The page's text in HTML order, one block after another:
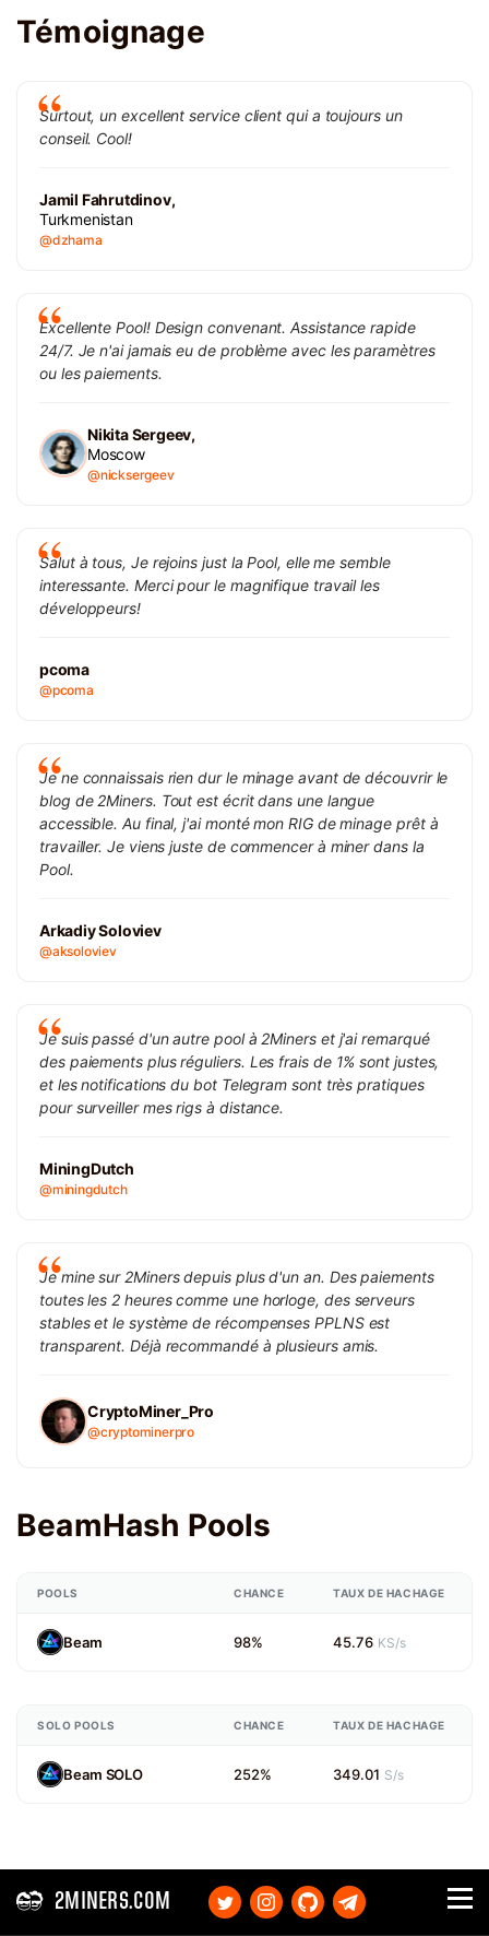
Témoignage
Surtout, un excellent service client qui a toujours un
conseil. Cool!
Jamil Fahrutdinov,
Turkmenistan
@dzhama
Excellente Pool! Design convenant. Assistance rapide
24/7. Je n'ai jamais eu de problème avec les paramètres
ou les paiements.
Nikita Sergeev,
Moscow
@nicksergeev
Salut à tous, Je rejoins just la Pool, elle me semble
interessante. Merci pour le magnifique travail les
développeurs!
pcoma
@pcoma
Je ne connaissais rien dur le minage avant de découvrir le
blog de 2Miners. Tout est écrit dans une langue
accessible. Au final, j'ai monté mon RIG de minage prêt à
travailler. Je viens juste de commencer à miner dans la
Pool.
Arkadiy Soloviev
@aksoloviev
Je suis passé d'un autre pool à 2Miners et j'ai remarqué
des paiements plus réguliers. Les frais de 1% sont justes,
et les notifications du bot Telegram sont très pratiques
pour surveiller mes rigs à distance.
MiningDutch
@miningdutch
Je mine sur 2Miners depuis plus d'un an. Des paiements
toutes les 2 heures comme une horloge, des serveurs
stables et le système de récompenses PPLNS est
transparent. Déjà recommandé à plusieurs amis.
CryptoMiner_Pro
@cryptominerpro
BeamHash Pools
POOLS CHANCE TAUX DE HACHAGE
Beam 98% 45.76 KS/s
SOLO POOLS CHANCE TAUX DE HACHAGE
Beam SOLO 252% 349.01 S/s
2MINERS.COM